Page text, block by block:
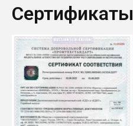
Сертификаты